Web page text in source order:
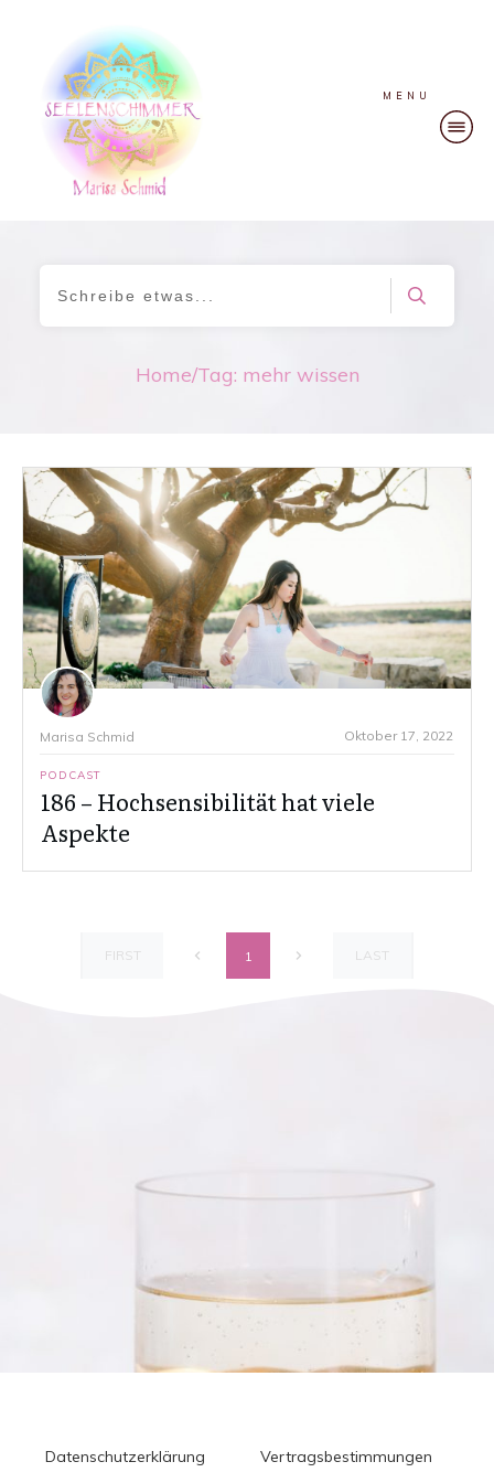
MENU
Home/Tag: mehr wissen
Marisa Schmid Oktober 17, 2022
PODCAST
186 – Hochsensibilität hat viele
Aspekte
FIRST 1 LAST
Datenschutzerklärung
Vertragsbestimmungen